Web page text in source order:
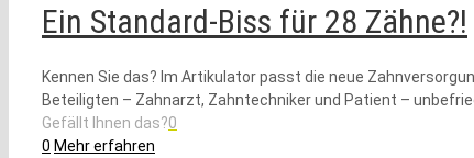
Ein Standard-Biss für 28 Zähne?!
Kennen Sie das? Im Artikulator passt die neue
Beteiligten – Zahnarzt, Zahntechniker und Patient –
Gefällt Ihnen das?0
0 Mehr erfahren